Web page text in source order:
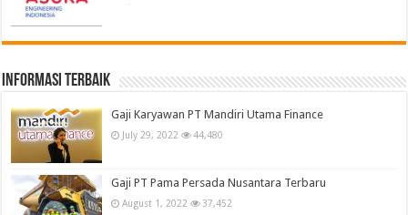
informasi terbaik
Gaji Karyawan PT Mandiri Utama Finance
July 29, 2022 44,480
Gaji PT Pama Persada Nusantara Terbaru
August 1, 2022 37,452